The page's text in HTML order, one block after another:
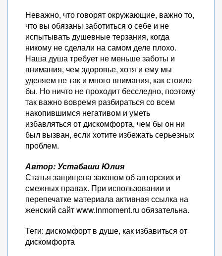
Неважно, что говорят окружающие, важно то,
что вы обязаны заботиться о себе и не
испытывать душевные терзания, когда
никому не сделали на самом деле плохо.
Наша душа требует не меньше заботы и
внимания, чем здоровье, хотя и ему мы
уделяем не так и много внимания, как стоило
бы. Но ничто не проходит бесследно, поэтому
так важно вовремя разбираться со всем
накопившимся негативом и уметь
избавляться от дискомфорта, чем бы он ни
был вызван, если хотите избежать серьезных
проблем.
Автор: Устабаши Юлия
Статья защищена законом об авторских и
смежных правах. При использовании и
перепечатке материала активная ссылка на
женский сайт www.inmoment.ru обязательна.
Теги: дискомфорт в душе, как избавиться от
дискомфорта